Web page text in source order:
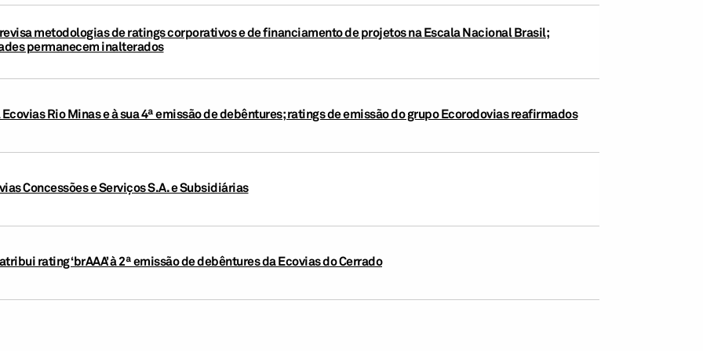
metodologias de ratings corporativos e de financiamento de projetos na Escala Nacional Brasil;
permanecem inalterados
Rio Minas e à sua 4ª emissão de debêntures; ratings de emissão do grupo Ecorodovias reafirmados
Concessões e Serviços S.A. e Subsidiárias
rating ‘brAAA’ à 2ª emissão de debêntures da Ecovias do Cerrado